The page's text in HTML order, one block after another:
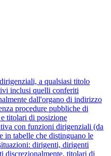
a qualsiasi titolo
inclusi quelli conferiti
dall'organo di indirizzo
procedure pubbliche di
e titolari di posizione
con funzioni dirigenziali (da
in tabelle che distinguano le
dirigenti, dirigenti
discrezionalmente, titolari di